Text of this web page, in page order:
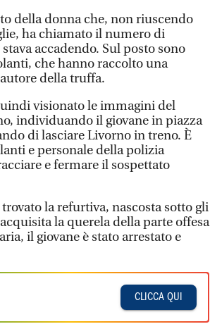
della donna che, non riuscendo
ha chiamato il numero di
accadendo. Sul posto sono
che hanno raccolto una
della truffa.
visionato le immagini del
individuando il giovane in piazza
di lasciare Livorno in treno. È
e personale della polizia
e fermare il sospettato
la refurtiva, nascosta sotto gli
la querela della parte offesa
il giovane è stato arrestato e
CLICCA QUI